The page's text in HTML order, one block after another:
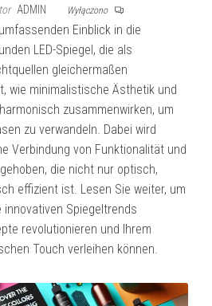
ADMIN Wyłączono
Einblick in die
LED-Spiegel, die als
gleichermaßen
wie minimalistische Ästhetik und
zusammenwirken, um
zu verwandeln. Dabei wird
Verbindung von Funktionalität und
die nicht nur optisch,
effizient ist. Lesen Sie weiter, um
Spiegeltrends
revolutionieren und Ihrem
Touch verleihen können.